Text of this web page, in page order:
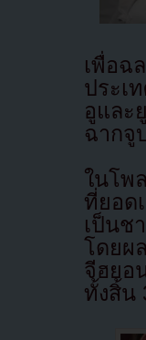
เพื่อ
ประเ
อูและ
ฉากจู
ในโพ
ที่ยอด
เป็นช
โดยผ
จีฮยอ
ทั้งสิ้น